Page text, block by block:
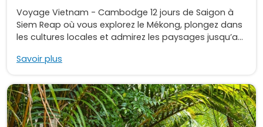
Voyage Vietnam - Cambodge 12 jours de Saigon à
Siem Reap où vous explorez le Mékong, plongez dans
les cultures locales et admirez les paysages jusqu’a...
Savoir plus